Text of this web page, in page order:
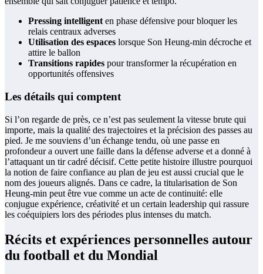
Pressing intelligent en phase défensive pour bloquer les
relais centraux adverses
Utilisation des espaces lorsque Son Heung-min décroche et
attire le ballon
Transitions rapides pour transformer la récupération en
opportunités offensives
Les détails qui comptent
Si l’on regarde de près, ce n’est pas seulement la vitesse brute qui
importe, mais la qualité des trajectoires et la précision des passes au
pied. Je me souviens d’un échange tendu, où une passe en
profondeur a ouvert une faille dans la défense adverse et a donné à
l’attaquant un tir cadré décisif. Cette petite histoire illustre pourquoi
la notion de faire confiance au plan de jeu est aussi crucial que le
nom des joueurs alignés. Dans ce cadre, la titularisation de Son
Heung-min peut être vue comme un acte de continuité: elle
conjugue expérience, créativité et un certain leadership qui rassure
les coéquipiers lors des périodes plus intenses du match.
Récits et expériences personnelles autour
du football et du Mondial